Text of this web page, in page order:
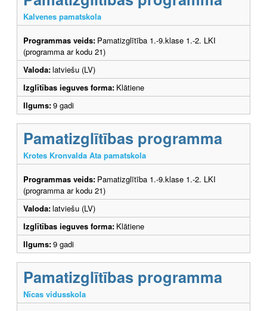
Kalvenes pamatskola
Programmas veids: Pamatizglītība 1.-9.klase 1.-2. LKI
(programma ar kodu 21)
Valoda:latviešu (LV)
Izglītības ieguves forma: Klātiene
Ilgums:9 gadi
Pamatizglītības programma
Krotes Kronvalda Ata pamatskola
Programmas veids: Pamatizglītība 1.-9.klase 1.-2. LKI
(programma ar kodu 21)
Valoda:latviešu (LV)
Izglītības ieguves forma: Klātiene
Ilgums:9 gadi
Pamatizglītības programma
Nīcas vidusskola